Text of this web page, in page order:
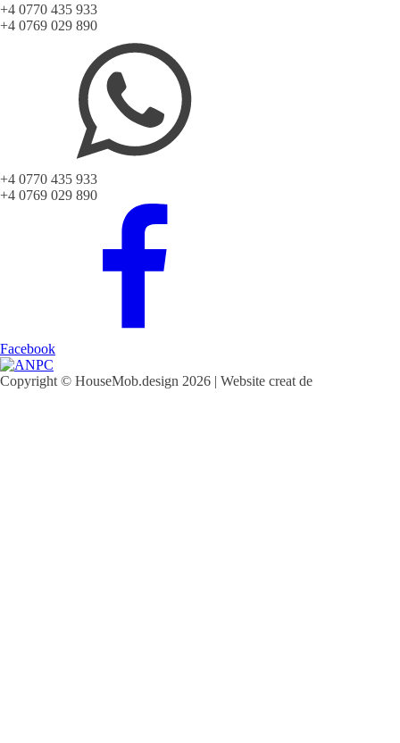
+4 0770 435 933
+4 0769 029 890
+4 0770 435 933
+4 0769 029 890
Facebook
Copyright © HouseMob.design 2026 | Website creat de